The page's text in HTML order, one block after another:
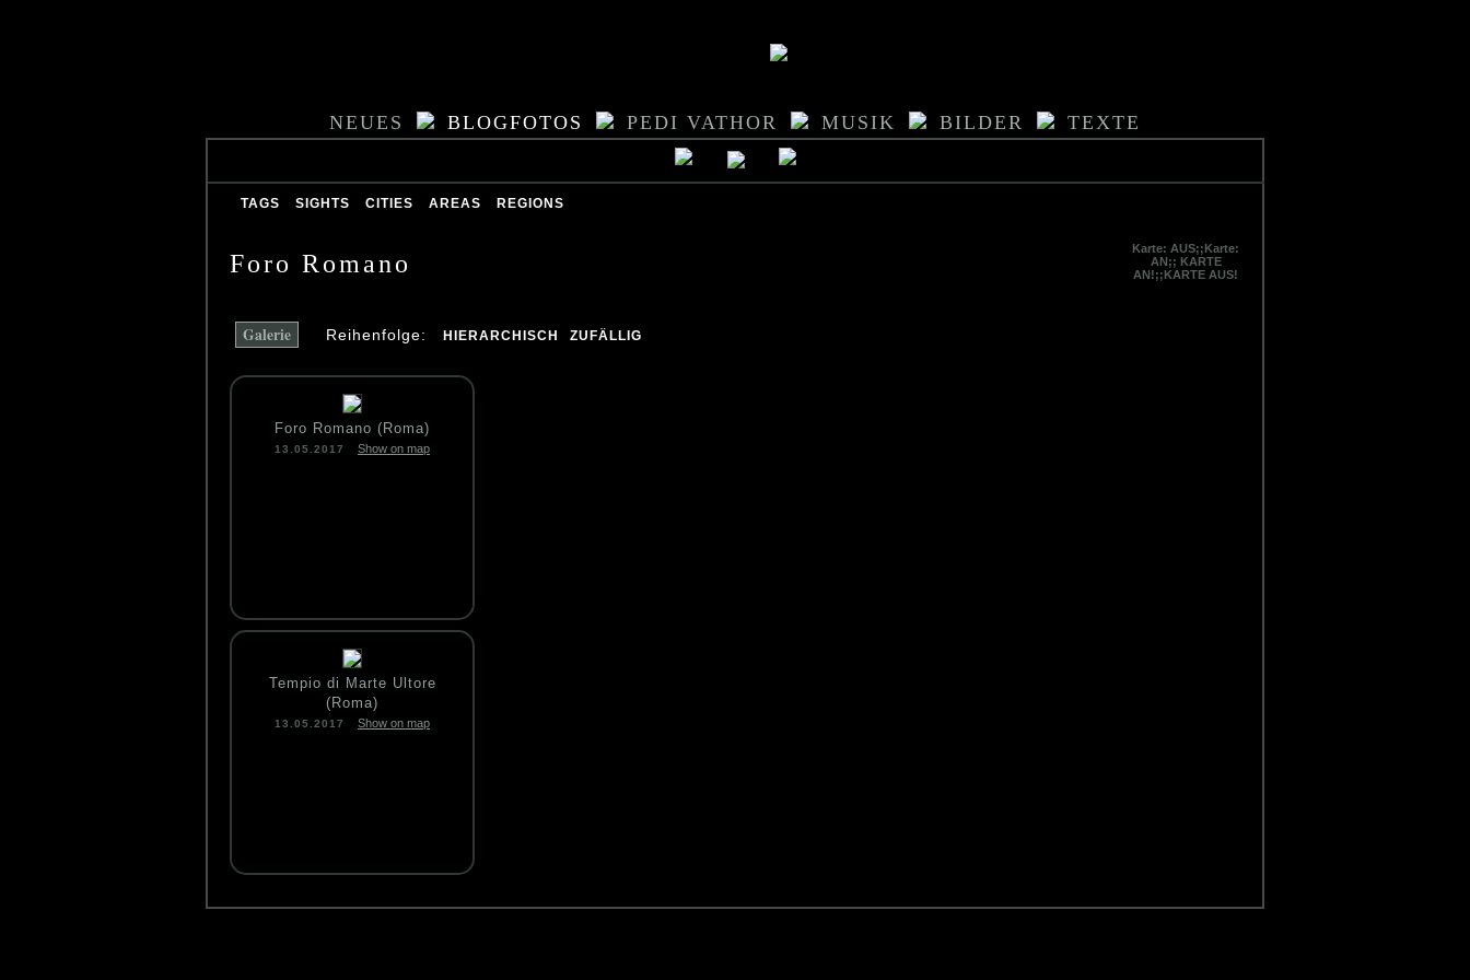
NEUES BLOGFOTOS PEDI VATHOR MUSIK BILDER TEXTE
TAGS SIGHTS CITIES AREAS REGIONS
Karte: AUS;;Karte:
AN;; KARTE
AN!;;KARTE AUS!
Foro Romano
Galerie Reihenfolge: HIERARCHISCH ZUFÄLLIG
Foro Romano (Roma)
13.05.2017 Show on map
Tempio di Marte Ultore
(Roma)
13.05.2017 Show on map